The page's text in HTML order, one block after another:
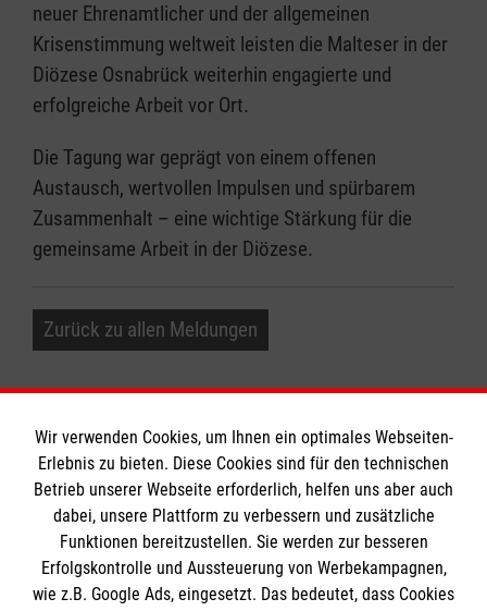
neuer Ehrenamtlicher und der allgemeinen
Krisenstimmung weltweit leisten die Malteser in der
Diözese Osnabrück weiterhin engagierte und
erfolgreiche Arbeit vor Ort.
Die Tagung war geprägt von einem offenen
Austausch, wertvollen Impulsen und spürbarem
Zusammenhalt – eine wichtige Stärkung für die
gemeinsame Arbeit in der Diözese.
Zurück zu allen Meldungen
Informationen
Impressum
Datenschutz
Wir verwenden Cookies, um Ihnen ein optimales Webseiten-
Erlebnis zu bieten. Diese Cookies sind für den technischen
Betrieb unserer Webseite erforderlich, helfen uns aber auch
dabei, unsere Plattform zu verbessern und zusätzliche
Funktionen bereitzustellen. Sie werden zur besseren
Erfolgskontrolle und Aussteuerung von Werbekampagnen,
wie z.B. Google Ads, eingesetzt. Das bedeutet, dass Cookies